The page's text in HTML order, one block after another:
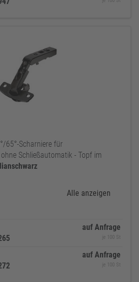
65°-Scharniere für
Schließautomatik - Topf im
Alle anzeigen
auf Anfrage
je 100 St
auf Anfrage
je 100 St